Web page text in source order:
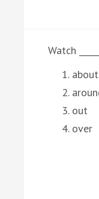
Watch
about
out
over